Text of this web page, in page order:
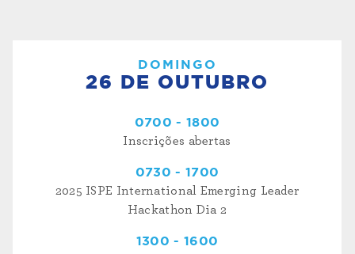
DOMINGO
26 DE OUTUBRO
0700 - 1800
Inscrições abertas
0730 - 1700
2025 ISPE International Emerging Leader
Hackathon Dia 2
1300 - 1600